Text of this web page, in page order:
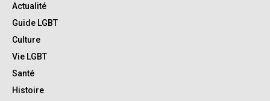
Actualité
Guide LGBT
Culture
Vie LGBT
Santé
Histoire